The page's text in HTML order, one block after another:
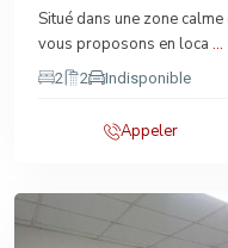
Situé dans une zone
vous proposons en loca ...
2 2 Indisponible
Appeler